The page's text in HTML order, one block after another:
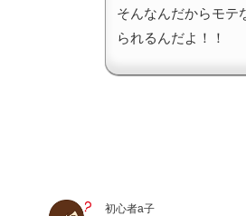
そんなんだからモテ
られるんだよ！！
初心者a子